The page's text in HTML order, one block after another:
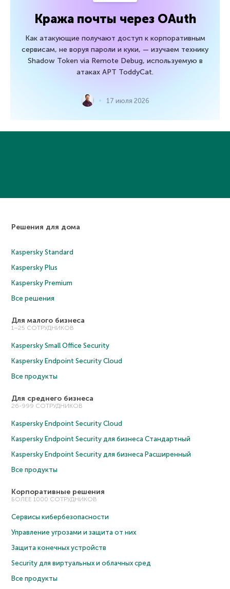
Кража почты через OAuth
Как атакующие получают доступ к корпоративным
сервисам, не воруя пароли и куки, — изучаем технику
Shadow Token via Remote Debug, используемую в
атаках APT ToddyCat.
17 июля 2026
Решения для дома
Kaspersky Standard
Kaspersky Plus
Kaspersky Premium
Все решения
Для малого бизнеса
1–25 СОТРУДНИКОВ
Kaspersky Small Office Security
Kaspersky Endpoint Security Cloud
Все продукты
Для среднего бизнеса
26-999 СОТРУДНИКОВ
Kaspersky Endpoint Security Cloud
Kaspersky Endpoint Security для бизнеса Cтандартный
Kaspersky Endpoint Security для бизнеса Расширенный
Все продукты
Корпоративные решения
БОЛЕЕ 1000 СОТРУДНИКОВ
Сервисы кибербезопасности
Управление угрозами и защита от них
Защита конечных устройств
Security для виртуальных и облачных сред
Все продукты